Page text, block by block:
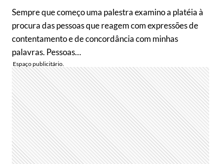
Sempre que começo uma palestra examino a platéia à
procura das pessoas que reagem com expressões de
contentamento e de concordância com minhas
palavras. Pessoas…